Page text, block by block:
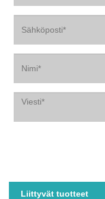
Liittyvät tuotteet